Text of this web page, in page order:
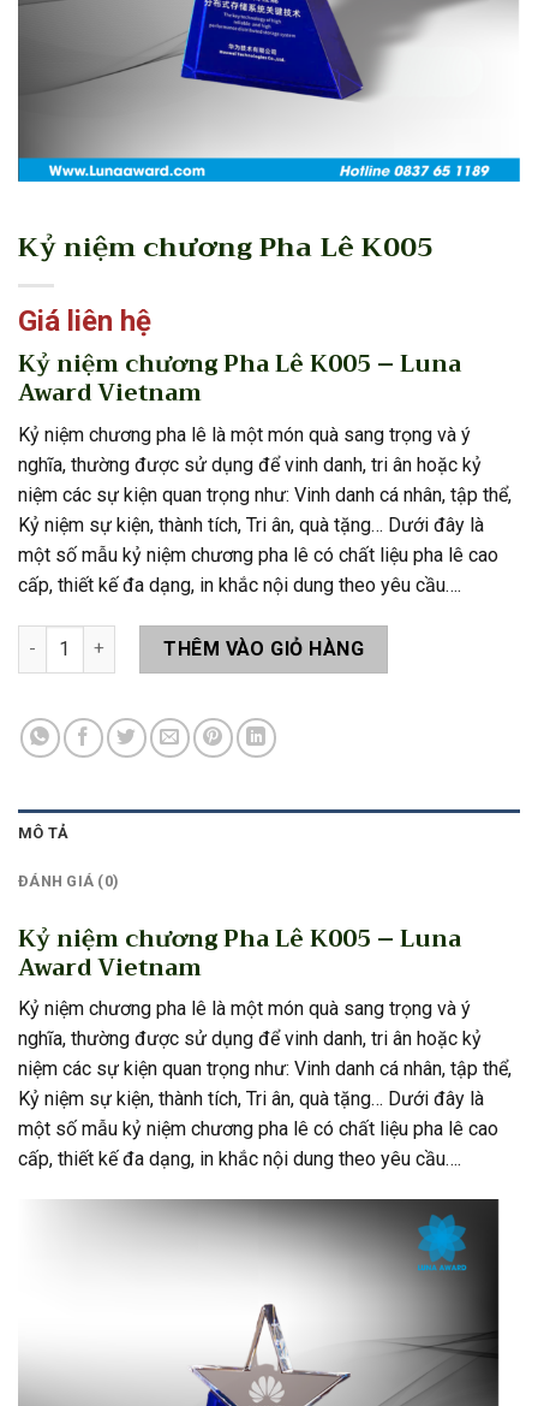
Kỷ niệm chương Pha Lê K005
Giá liên hệ
Kỷ niệm chương Pha Lê K005 – Luna
Award Vietnam
Kỷ niệm chương pha lê là một món quà sang trọng và ý
nghĩa, thường được sử dụng để vinh danh, tri ân hoặc kỷ
niệm các sự kiện quan trọng như: Vinh danh cá nhân, tập thể,
Kỷ niệm sự kiện, thành tích, Tri ân, quà tặng… Dưới đây là
một số mẫu kỷ niệm chương pha lê có chất liệu pha lê cao
cấp, thiết kế đa dạng, in khắc nội dung theo yêu cầu….
Kỷ niệm chương Pha Lê K005 số lượng
THÊM VÀO GIỎ HÀNG
MÔ TẢ
ĐÁNH GIÁ (0)
Kỷ niệm chương Pha Lê K005 – Luna
Award Vietnam
Kỷ niệm chương pha lê là một món quà sang trọng và ý
nghĩa, thường được sử dụng để vinh danh, tri ân hoặc kỷ
niệm các sự kiện quan trọng như: Vinh danh cá nhân, tập thể,
Kỷ niệm sự kiện, thành tích, Tri ân, quà tặng… Dưới đây là
một số mẫu kỷ niệm chương pha lê có chất liệu pha lê cao
cấp, thiết kế đa dạng, in khắc nội dung theo yêu cầu….